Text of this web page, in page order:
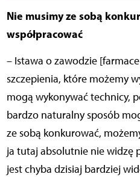
Nie musimy ze sobą
współpracować
– Istawa o zawodzie
szczepienia, które możemy
mogą wykonywać technicy,
bardzo naturalny sposób
ze sobą konkurować,
ja tutaj absolutnie nie widzę
jest chyba dzisiaj bardziej